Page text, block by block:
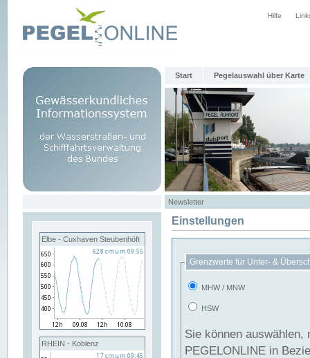
Hilfe
Start Pegelauswahl über Karte
Newsletter
Elbe - Cuxhaven Steubenhöft
RHEIN - Koblenz
Einstellungen
Grenzwerte für Unter- &
MHW / MNW
HSW
Sie können
PEGELONLINE in Beziehung